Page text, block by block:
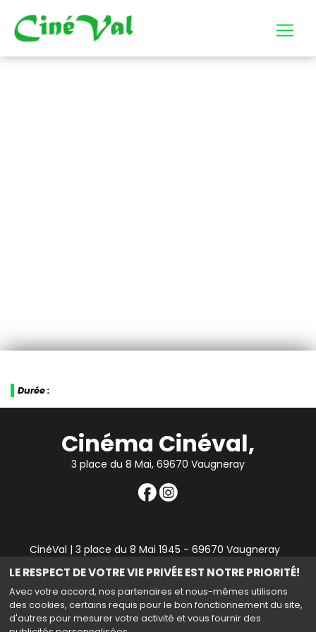
LE RESPECT DE VOTRE VIE PRIVÉE EST NOTRE PRIORITÉ!
Avec votre accord, nos partenaires et nous-mêmes utilisons
des cookies, certains requis pour le bon fonctionnement du site,
d'autres pour mesurer votre activité et vous fournir des
Durée :
Cinéma Cinéval,
3 place du 8 Mai, 69670 Vaugneray
CinéVal | 3 place du 8 Mai 1945 - 69670 Vaugneray
|Mentions légales|Contact|RGPD| Tel : 04 78 45 94